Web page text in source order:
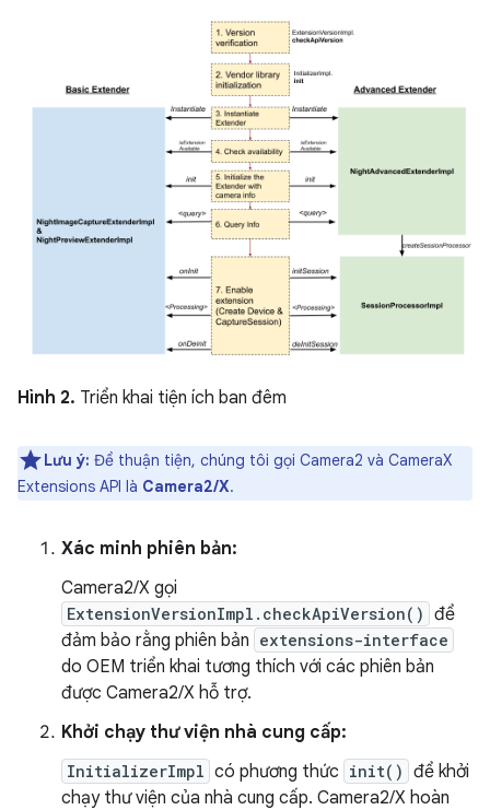
Hình 2. Triển khai tiện ích ban đêm
Lưu ý: Để thuận tiện, chúng tôi gọi Camera2 và CameraX
Extensions API là Camera2/X.
Xác minh phiên bản:
Camera2/X gọi
ExtensionVersionImpl.checkApiVersion() để
đảm bảo rằng phiên bản extensions-interface
do OEM triển khai tương thích với các phiên bản
được Camera2/X hỗ trợ.
Khởi chạy thư viện nhà cung cấp:
InitializerImpl có phương thức init() để khởi
chạy thư viện của nhà cung cấp. Camera2/X hoàn